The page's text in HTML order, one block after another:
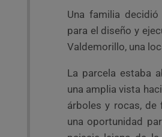
Una familia
para el diseño y
Valdemorillo, una
La parcela estaba
una amplia vista
árboles y rocas,
una oportunidad